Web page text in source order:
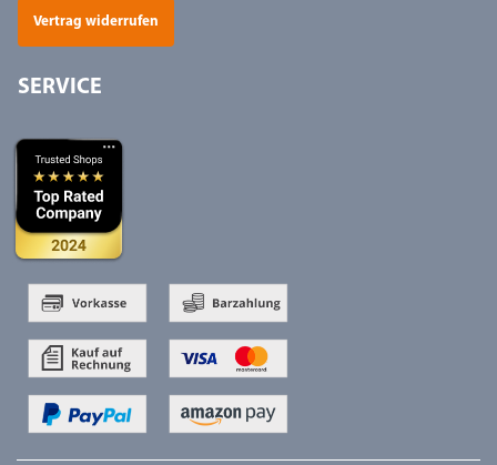
Vertrag widerrufen
SERVICE